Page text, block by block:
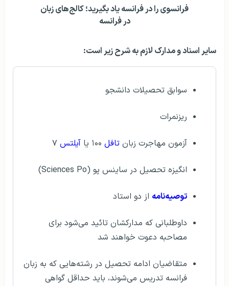
فرانسوی را در فرانسه یاد بگیرید؛ کالج‌های زبان
در فرانسه
سایر اسناد و مدارک لازم به شرح زیر است:
سوابق تحصیلات دانشجو
ریزنمرات
آزمون مهاجرت زبان تافل ۱۰۰ یا آیلتس ۷
انگیزه تحصیل در ساینس پو (Sciences Po)
توصیه‌نامه از دو استاد
داوطلبانی که مدارکشان تائید می‌شود برای
مصاحبه دعوت خواهند شد
متقاضیان ادامه تحصیل در رشته‌هایی که به زبان
فرانسه تدریس می‌شوند، باید حداقل گواهی